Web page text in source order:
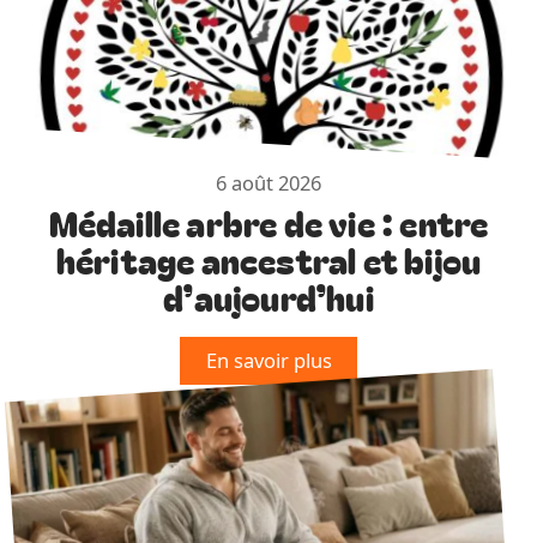
6 août 2026
Médaille arbre de vie : entre
héritage ancestral et bijou
d’aujourd’hui
En savoir plus